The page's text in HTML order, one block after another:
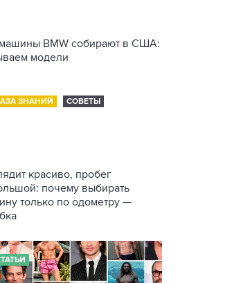
BMW собирают в США:
модели
ЗНАНИЙ СОВЕТЫ
красиво, пробег
почему выбирать
только по одометру —